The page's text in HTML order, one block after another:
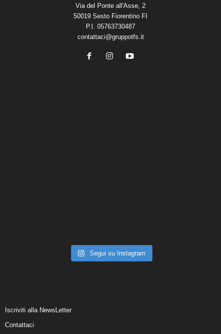
Via del Ponte all'Asse, 2
50019 Sesto Fiorentino FI
P.I. 05763730487
contattaci@gruppotfs.it
Segui su Instagram
Iscriviti alla NewsLetter
Contattaci